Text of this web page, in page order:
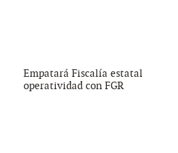
Empatará Fiscalía estatal
operatividad con FGR